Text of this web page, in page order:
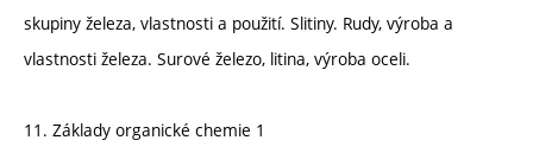
skupiny železa, vlastnosti a použití. Slitiny. Rudy, výroba a
vlastnosti železa. Surové železo, litina, výroba oceli.
11. Základy organické chemie 1